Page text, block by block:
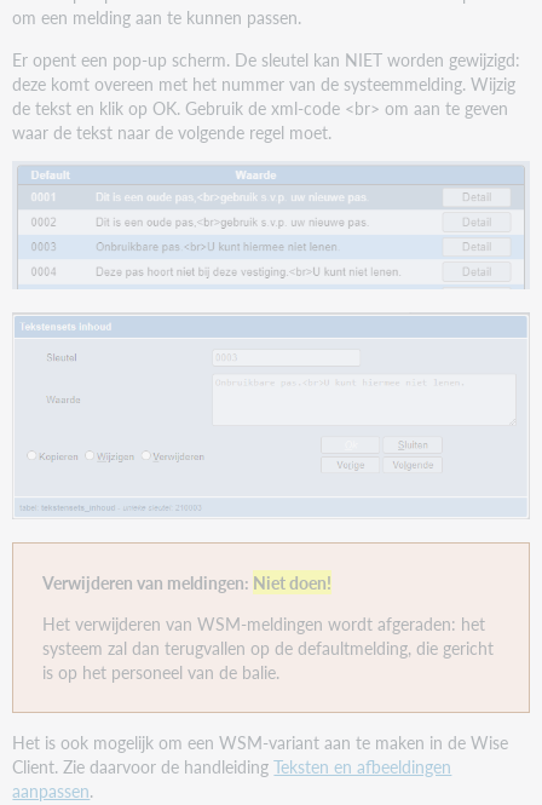
Dit exemplaar kan niet worden verlengd.
Materiaal is geblokkeerd voor verlengen
0032
Verlengen niet mogelijk: uw leenstrippen zijn op.
Geen strippentegoed meer; Kan niet worden
verlengd
0033
S.v.p. uw pas opnieuw scannen.<br>(of het
Sessie-id onbekend (lenerpas moet eerst weer
worden gescand)
Dit exemplaar kan niet door u worden geleend
(reservering).<br>S.v.p. terugleggen.
Exemplaar is gereserveerd voor een andere lener;
kan niet worden uitgeleend
[SIP] Exemplaar is niet uitleenbaar (Res.)
0037
Pincode niet correct, kan niet worden uitgeleend
om een melding aan te kunnen passen.
Er opent een pop-up scherm. De sleutel kan NIET worden gewijzigd:
deze komt overeen met het nummer van de systeemmelding. Wijzig
de tekst en klik op OK. Gebruik de xml-code <br> om aan te geven
waar de tekst naar de volgende regel moet.
Verwijderen van meldingen: Niet doen!
Het verwijderen van WSM-meldingen wordt afgeraden: het
systeem zal dan terugvallen op de defaultmelding, die gericht
is op het personeel van de balie.
Het is ook mogelijk om een WSM-variant aan te maken in de Wise
Client. Zie daarvoor de handleidingTeksten en afbeeldingen
aanpassen.